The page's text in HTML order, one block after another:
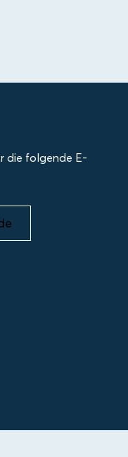
die folgende E-